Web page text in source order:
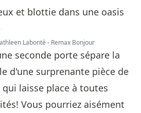
Labonté - Remax Bonjour
seconde porte sépare la
d'une surprenante pièce de
laisse place à toutes
Vous pourriez aisément